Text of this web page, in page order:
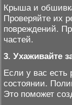
Крыша и
Проверяйте их
повреждений.
частей.
3. Ухаживайте
Если у вас есть
состоянии.
Это поможет